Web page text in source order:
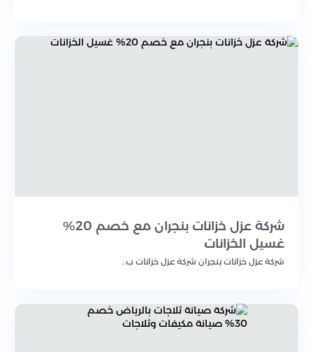
شركة عزل خزانات بنجران مع خصم 20%
غسيل الخزانات
شركة عزل خزانات بنجران شركة عزل خزانات ب..